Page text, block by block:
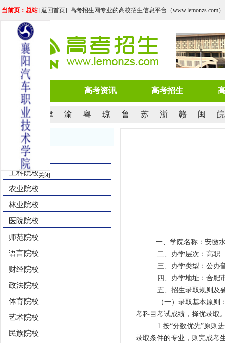
当前页：总站[返回首页] 高考招生网专业的高校招生信息平台（www.lemonzs.com）
网站首页 高考资讯 高考招生
沪 津 渝 粤 琼 鲁 苏 浙 赣 闽 皖
院校导航
综合院校
工科院校
农业院校
林业院校
医院院校
师范院校
语言院校
财经院校
政法院校
体育院校
艺术院校
民族院校
一、学院名称： 安徽
二、办学层次： 高职
三、办学类型： 公办
四、办学地址： 合肥
五、招生录取规则及
（一）录取基本原
考科目考试成绩，择优录取
1.按“分数优先”原则
录取条件的专业，则完成考
关闭